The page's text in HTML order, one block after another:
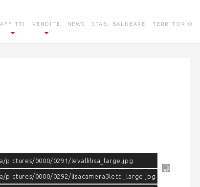
AFFITTI VENDITE NEWS STAB. BALNEARE TERRITORIO
0000/0291/levallilisa_large.jpg
0000/0292/lisacamera3letti_large.jpg